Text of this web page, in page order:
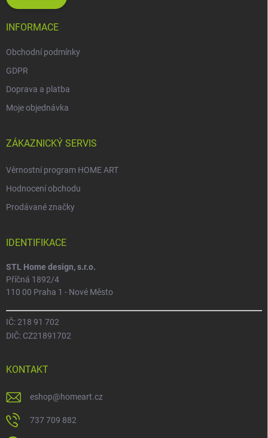
INFORMACE
Obchodní podmínky
GDPR
Doprava a platba
Moje objednávka
ZÁKAZNICKÝ SERVIS
Věrnostní program HOME ART
Hodnocení obchodu
Prodávané značky
IDENTIFIKACE
STL Home design, s.r.o.
Příčná 1892/4
110 00 Praha 1 - Nové Město
IČ: 218 91 702
DIČ: CZ21891702
KONTAKT
eshop@homeart.cz
737 709 882